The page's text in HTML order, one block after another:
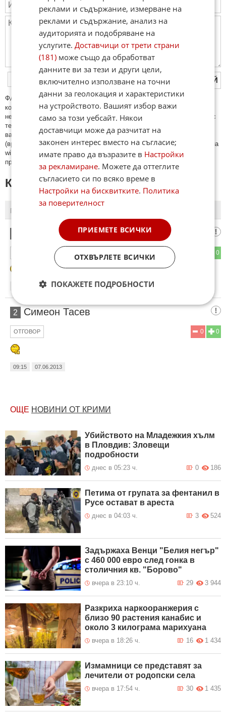
ПУБЛИКУВАЙ
ФAКТИ.БГ нe тoлeрирa oбидни кoмeнтaри и cпaм. Нeкoрeктни
кoмeнтaри щe бъдaт изтривaни. Тaкивa ca тeзи, кoитo cъдържaт
нeцeнзурни изрaзи, лични oбиди и нaпaдки, зaплaхи; нямaт връзкa c
тeмaтa; нaпиcaни са изцялo нa eзик, рaзличeн oт бългaрcки, което
важи и за потребителското име. Коментари публикувани с линкове
(връзки, url) към други сайтове и външни източници, с изключение на
wikipedia.org, mobile.bg, imot.bg, zaplata.bg, bazar.bg ще бъдат
премахнати.
КОМЕНТАРИ КЪМ СТАТИЯТА
Ингемар Стенмарк
0
07.06.2013
2 Симеон Тасев
0
0
ОТГОВОР
09:15 07.06.2013
ОЩЕ НОВИНИ ОТ КРИМИ
Убийството на Младежкия хълм
в Пловдив: Зловещи
подробности
днес в 05:23 ч. 186
0
Петима от групата за фентанил в
Русе остават в ареста
днес в 04:03 ч. 524
3
Задържаха Венци "Белия негър"
с 460 000 евро след гонка в
столичния кв. "Борово"
вчера в 23:10 ч. 3 944
29
Разкриха наркооранжерия с
близо 90 растения канабис и
около 3 килограма марихуана
вчера в 18:26 ч. 1 434
16
Измамници се представят за
лечители от родопски села
вчера в 17:54 ч. 1 435
30
реклами и съдържание, измерване на
реклами и съдържание, анализ на
аудиторията и подобряване на
услугите.Доставчици от трети страни
(181) може също да обработват
данните ви за тези и други цели,
включително използване на точни
данни за геолокация и характеристики
на устройството. Вашият избор важи
само за този уебсайт. Някои
доставчици може да разчитат на
законен интерес вместо на съгласие;
имате право да възразите в Настройки
за рекламиране. Можете да оттеглите
съгласието си по всяко време в
Настройки на бисквитките. Политика
за поверителност
ПРИЕМЕТЕ ВСИЧКИ
ОТХВЪРЛЕТЕ ВСИЧКИ
ПОКАЖЕТЕ ПОДРОБНОСТИ